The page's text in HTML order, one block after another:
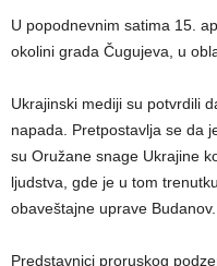
U popodnevnim satima 15.
okolini grada Čugujeva, u
Ukrajinski mediji su potvrdili
napada. Pretpostavlja se da
su Oružane snage Ukrajine
ljudstva, gde je u tom
obaveštajne uprave Budanov.
Predstavnici proruskog